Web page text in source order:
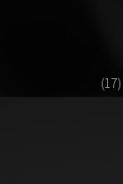
(17)